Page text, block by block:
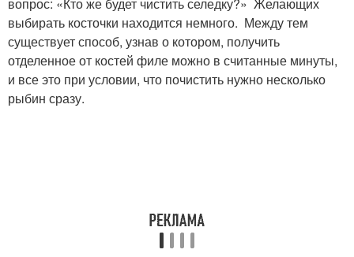
выбирать косточки находится немного. Между тем
существует способ, узнав о котором, получить
отделенное от костей филе можно в считанные минуты,
и все это при условии, что почистить нужно несколько
рыбин сразу.